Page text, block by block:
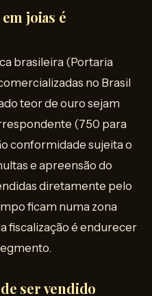
joias é
brasileira (Portaria
no Brasil
teor de ouro sejam
(750 para
conformidade sujeita o
e apreensão do
diretamente pelo
ficam numa zona
fiscalização é endurecer
ser vendido